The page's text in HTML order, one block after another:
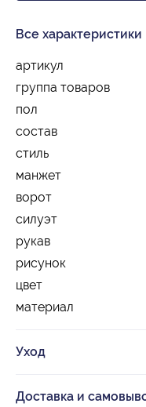
Все характеристики
артикул
группа товаров
пол
состав
стиль
манжет
ворот
силуэт
рукав
рисунок
цвет
материал
Уход
Доставка и